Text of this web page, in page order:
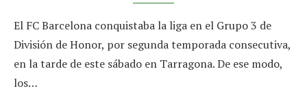
El FC Barcelona conquistaba la liga en el Grupo 3 de
División de Honor, por segunda temporada consecutiva,
en la tarde de este sábado en Tarragona. De ese modo,
los…